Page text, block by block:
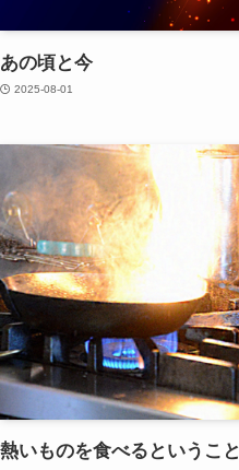
あの頃と今
2025-08-01
熱いものを食べるということ